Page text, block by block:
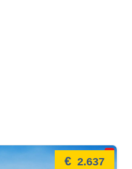
€ 2.637